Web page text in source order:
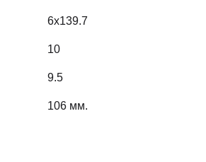
6x139.7
10
9.5
106 мм.